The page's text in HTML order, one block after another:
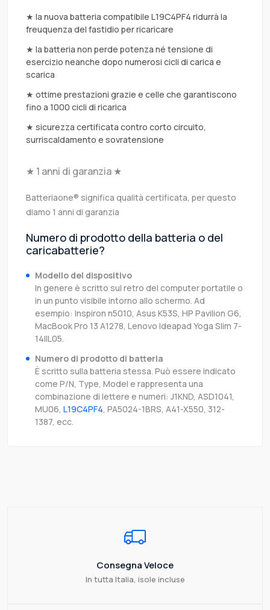
★ la nuova batteria compatibile L19C4PF4 ridurrà la
freuquenza del fastidio per ricaricare
★ la batteria non perde potenza né tensione di
esercizio neanche dopo numerosi cicli di carica e
scarica
★ ottime prestazioni grazie e celle che garantiscono
fino a 1000 cicli di ricarica
★ sicurezza certificata contro corto circuito,
surriscaldamento e sovratensione
★ 1 anni di garanzia ★
Batteriaone® significa qualità certificata, per questo
diamo 1 anni di garanzia
Numero di prodotto della batteria o del
caricabatterie?
Modello del dispositivo
In genere è scritto sul retro del computer portatile o
in un punto visibile intorno allo schermo. Ad
esempio: Inspiron n5010, Asus K53S, HP Pavilion G6,
MacBook Pro 13 A1278, Lenovo Ideapad Yoga Slim 7-
14IIL05.
Numero di prodotto di batteria
È scritto sulla batteria stessa. Può essere indicato
come P/N, Type, Model e rappresenta una
combinazione di lettere e numeri: J1KND, ASD1041,
MU06, L19C4PF4, PA5024-1BRS, A41-X550, 312-
1387, ecc.
Consegna Veloce
In tutta Italia, isole incluse